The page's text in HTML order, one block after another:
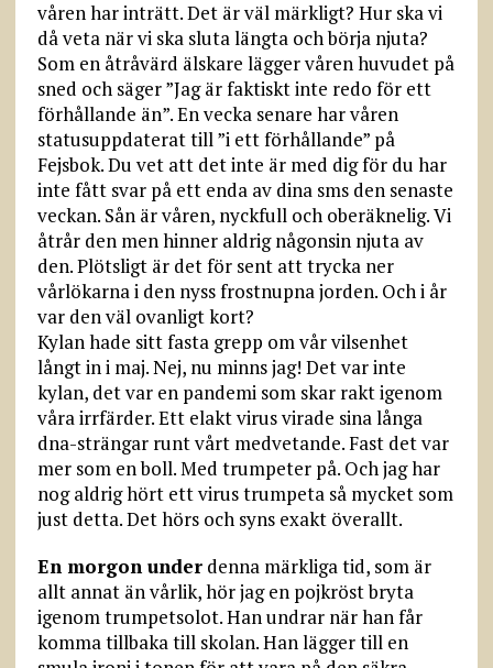
våren har inträtt. Det är väl märkligt? Hur ska vi
då veta när vi ska sluta längta och börja njuta?
Som en åtråvärd älskare lägger våren huvudet på
sned och säger ”Jag är faktiskt inte redo för ett
förhållande än”. En vecka senare har våren
statusuppdaterat till ”i ett förhållande” på
Fejsbok. Du vet att det inte är med dig för du har
inte fått svar på ett enda av dina sms den senaste
veckan. Sån är våren, nyckfull och oberäknelig. Vi
åtrår den men hinner aldrig någonsin njuta av
den. Plötsligt är det för sent att trycka ner
vårlökarna i den nyss frostnupna jorden. Och i år
var den väl ovanligt kort?
Kylan hade sitt fasta grepp om vår vilsenhet
långt in i maj. Nej, nu minns jag! Det var inte
kylan, det var en pandemi som skar rakt igenom
våra irrfärder. Ett elakt virus virade sina långa
dna-strängar runt vårt medvetande. Fast det var
mer som en boll. Med trumpeter på. Och jag har
nog aldrig hört ett virus trumpeta så mycket som
just detta. Det hörs och syns exakt överallt.
En morgon underdenna märkliga tid, som är
allt annat än vårlik, hör jag en pojkröst bryta
igenom trumpetsolot. Han undrar när han får
komma tillbaka till skolan. Han lägger till en